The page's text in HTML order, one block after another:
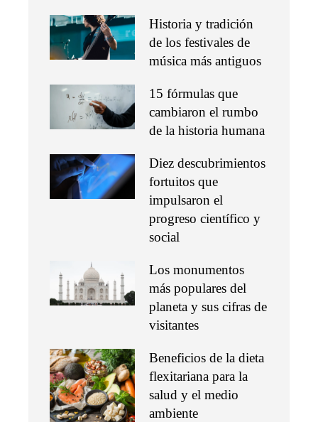
Historia y tradición
de los festivales de
música más antiguos
15 fórmulas que
cambiaron el rumbo
de la historia humana
Diez descubrimientos
fortuitos que
impulsaron el
progreso científico y
social
Los monumentos
más populares del
planeta y sus cifras de
visitantes
Beneficios de la dieta
flexitariana para la
salud y el medio
ambiente